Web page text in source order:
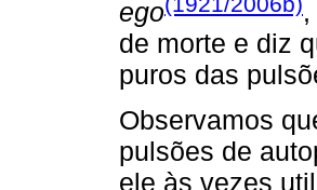
ego
de morte e diz
puros das
Observamos
pulsões de
ele às vezes